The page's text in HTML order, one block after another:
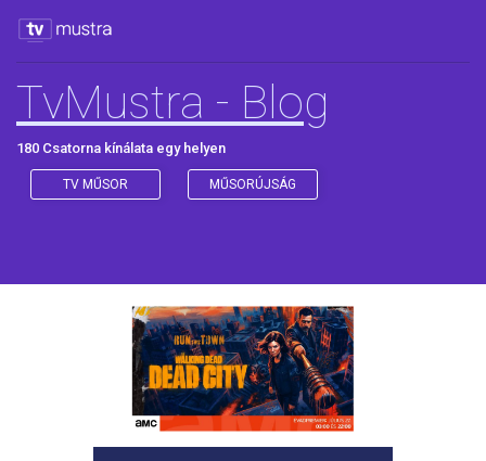
TvMustra - Blog
180 Csatorna kínálata egy helyen
TV MŰSOR MŰSORÚJSÁG